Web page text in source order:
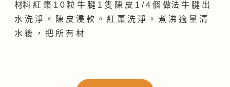
材料 紅 棗 1 0 粒 牛 腱 1 隻 陳 皮 1 / 4 個 做法 牛 腱 出
水 洗 淨 。 陳 皮 浸 軟 。 紅 棗 洗 淨 。 煮 沸 適 量 清
水 後 ， 把 所 有 材